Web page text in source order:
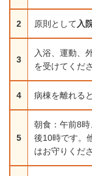
2 原則として 入
3
入浴、運動、
を受けてくださ
4 病棟を離れる
5
朝食：午前8
後10時です。
はお守りくださ